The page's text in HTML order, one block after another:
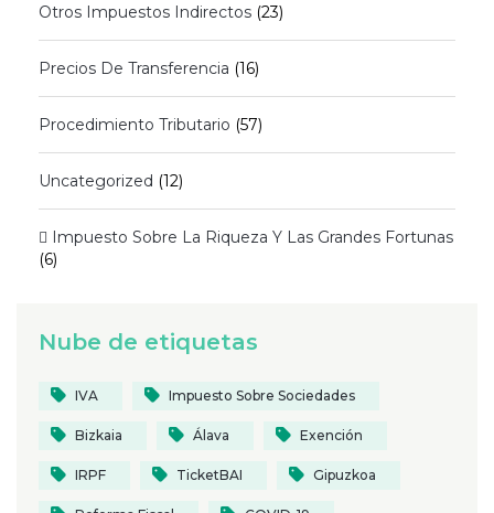
Otros Impuestos Indirectos (23)
Precios De Transferencia (16)
Procedimiento Tributario (57)
Uncategorized (12)
 Impuesto Sobre La Riqueza Y Las Grandes Fortunas
(6)
Nube de etiquetas
IVA Impuesto Sobre Sociedades
Bizkaia Álava Exención
IRPF TicketBAI Gipuzkoa